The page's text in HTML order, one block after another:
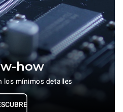
how
los mínimos detalles